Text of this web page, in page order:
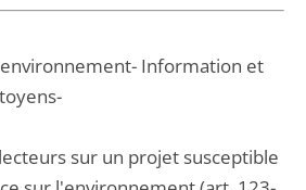
Information et
sur un projet susceptible